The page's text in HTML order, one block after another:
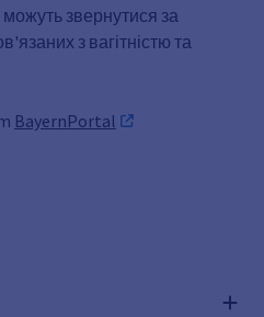
можуть звернутися за
з вагітністю та
BayernPortal